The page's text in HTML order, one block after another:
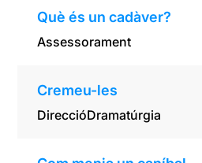
Què és un cadàver?
Assessorament
Cremeu-les
DireccióDramatúrgia